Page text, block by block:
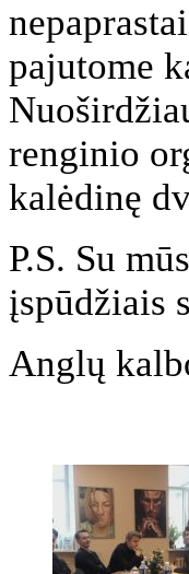
pajutome
renginio
kalėdinę
P.S. Su
įspūdžiais
Anglų